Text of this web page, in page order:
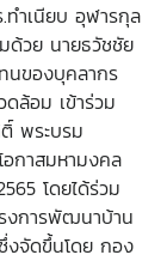
เนียบ อุฬารกุล
ด้วย นายธวัชชัย
นของบุคลากร
ล้อม เข้าร่วม
พระบรม
กาสมหามงคล
โดยได้ร่วม
งการพัฒนาบ้าน
งจัดขึ้นโดย กอง